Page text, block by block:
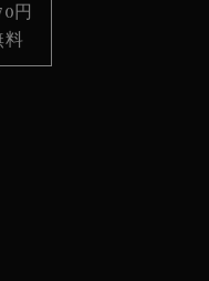
カジュアルシャツ
バッグ
トール・マフラー
円
料